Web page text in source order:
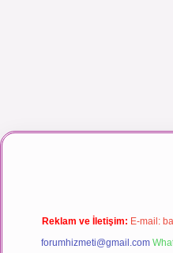
izle
Reklam ve İletişim: E-mail:
forumhizmeti@gmail.com